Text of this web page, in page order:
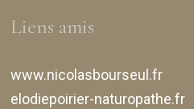
Liens amis
www.nicolasbourseul.fr
elodiepoirier-naturopathe.fr